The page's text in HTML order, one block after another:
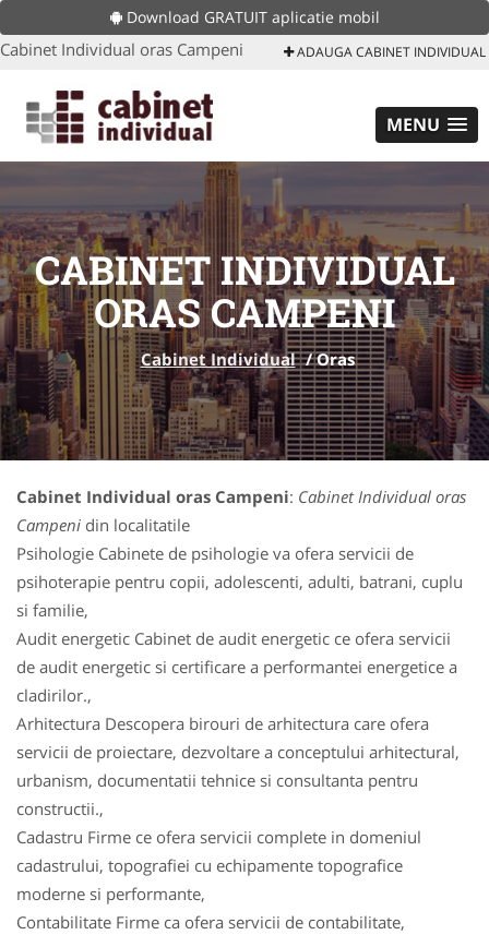
Download GRATUIT aplicatie mobil
Cabinet Individual oras Campeni ADAUGA CABINET INDIVIDUAL
MENU
CABINET INDIVIDUAL
ORAS CAMPENI
Cabinet Individual /Oras
Cabinet Individual oras Campeni: Cabinet Individual oras
Campeni din localitatile
Psihologie Cabinete de psihologie va ofera servicii de
psihoterapie pentru copii, adolescenti, adulti, batrani, cuplu
si familie,
Audit energetic Cabinet de audit energetic ce ofera servicii
de audit energetic si certificare a performantei energetice a
cladirilor.,
Arhitectura Descopera birouri de arhitectura care ofera
servicii de proiectare, dezvoltare a conceptului arhitectural,
urbanism, documentatii tehnice si consultanta pentru
constructii.,
Cadastru Firme ce ofera servicii complete in domeniul
cadastrului, topografiei cu echipamente topografice
moderne si performante,
Contabilitate Firme ca ofera servicii de contabilitate,